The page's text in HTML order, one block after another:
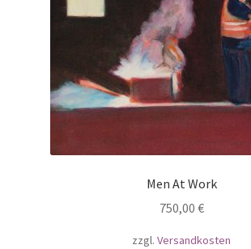
Men At Work
750,00 €
zzgl. Versandkosten